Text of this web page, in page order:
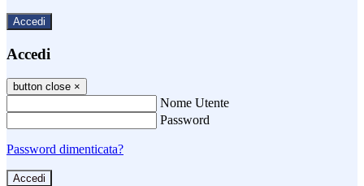
Accedi
Accedi
button close ×
Nome Utente
Password
Password dimenticata?